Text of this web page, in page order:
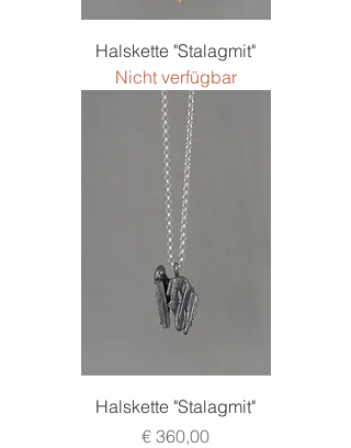
Halskette "Stalagmit"
Nicht verfügbar
Halskette "Stalagmit"
Preis
€ 360,00